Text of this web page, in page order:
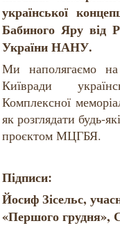
української
Бабиного Яру від
України НАНУ.
Ми наполягаємо на
Київради
Комплексної
як розглядати будь-
проєктом МЦГБЯ.
Підписи:
Йосиф Зісельс,
«Першого грудня»,